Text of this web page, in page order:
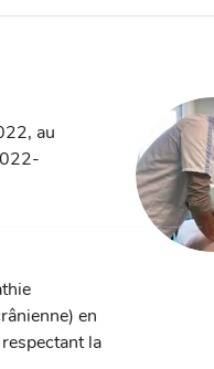
au
en
la